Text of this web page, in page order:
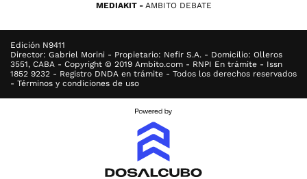
MEDIAKIT AMBITO DEBATE
Edición N9411
Director: Gabriel Morini - Propietario: Nefir S.A. - Domicilio: Olleros
3551, CABA - Copyright © 2019 Ambito.com - RNPI En trámite - Issn
1852 9232 - Registro DNDA en trámite - Todos los derechos reservados
- Términos y condiciones de uso